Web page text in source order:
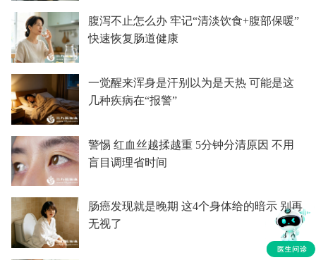
腹泻不止怎么办 牢记“清淡饮食+腹部保暖”
快速恢复肠道健康
一觉醒来浑身是汗别以为是天热 可能是这
几种疾病在“报警”
警惕 红血丝越揉越重 5分钟分清原因 不用
盲目调理省时间
肠癌发现就是晚期 这4个身体给的暗示 别再
无视了